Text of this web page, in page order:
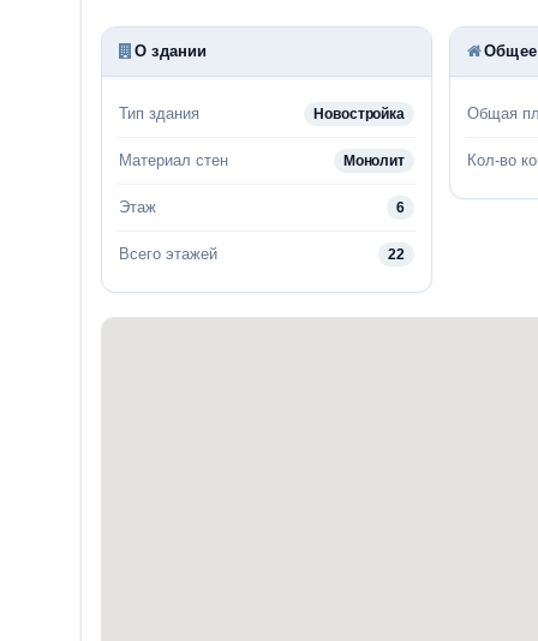
О здании
Тип здания Новостройка
Материал стен Монолит
Этаж 6
Всего этажей 22
Общее
Общая
Кол-во